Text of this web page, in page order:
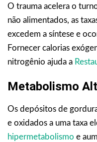
O trauma acelera o
não alimentados, as
excedem a síntese e
Fornecer calorias
nitrogênio ajuda a
Metabolismo
Os depósitos de
e oxidados a uma taxa
hipermetabolismo e